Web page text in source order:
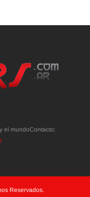
el mundoContacto:
Reservados.